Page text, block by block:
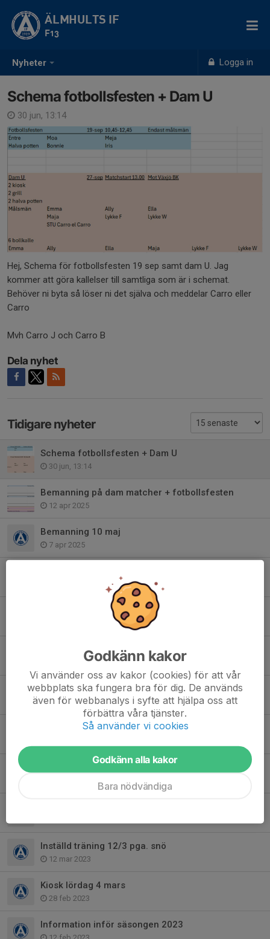
Nyheter Logga in
ÄLMHULTS IF
F13
Schema fotbollsfesten + Dam U
30 jun, 13:14
Hej, Schema för fotbollsfesten 19 sep samt dam U. Jag
kommer att göra kallelser till samtliga som är i schemat.
Behöver ni byta så löser ni det själva och meddelar Carro eller
Carro
Mvh Carro J och Carro B
Dela nyhet
Tidigare nyheter
Schema fotbollsfesten + Dam U
30 jun, 13:14
Bemanning på dam matcher + fotbollsfesten
12 apr 2025
Bemanning 10 maj
7 apr 2025
Bamanning kiosk, dam matcher, fotbollsfesten
Bemanning av kiosk på dam match 12 aug
Kiosk schema hemma matcher 2023
23 apr 2023
Säsongen/the season
Inställd träning 12/3 pga. snö
12 mar 2023
Kiosk lördag 4 mars
28 feb 2023
Information inför säsongen 2023
Godkänn kakor
Vi använder oss av kakor (cookies) för att vår
webbplats ska fungera bra för dig. De används
även för webbanalys i syfte att hjälpa oss att
förbättra våra tjänster.
Så använder vi cookies
Godkänn alla kakor
Bara nödvändiga